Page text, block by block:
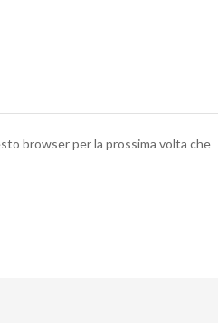
browser per la prossima volta che